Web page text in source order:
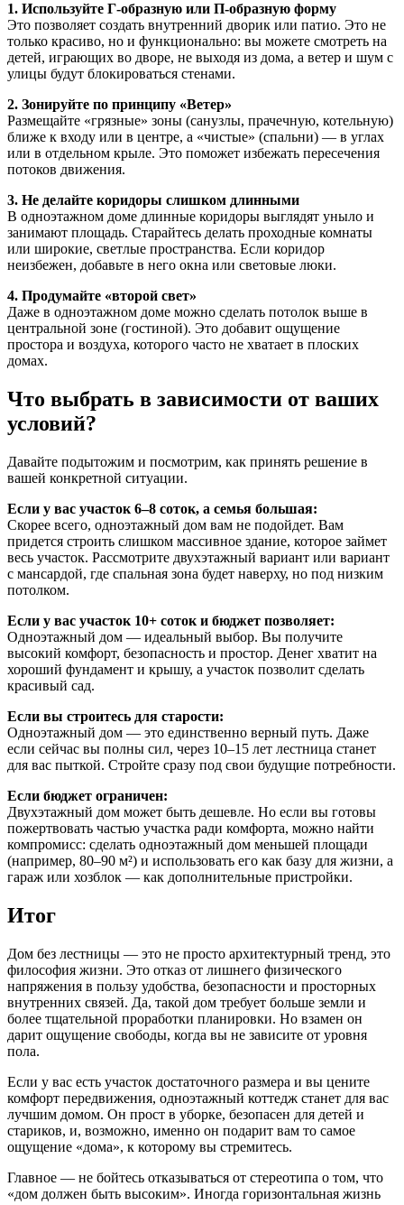
1. Используйте Г-образную или П-образную форму
Это позволяет создать внутренний дворик или патио. Это не
только красиво, но и функционально: вы можете смотреть на
детей, играющих во дворе, не выходя из дома, а ветер и шум с
улицы будут блокироваться стенами.
2. Зонируйте по принципу «Ветер»
Размещайте «грязные» зоны (санузлы, прачечную, котельную)
ближе к входу или в центре, а «чистые» (спальни) — в углах
или в отдельном крыле. Это поможет избежать пересечения
потоков движения.
3. Не делайте коридоры слишком длинными
В одноэтажном доме длинные коридоры выглядят уныло и
занимают площадь. Старайтесь делать проходные комнаты
или широкие, светлые пространства. Если коридор
неизбежен, добавьте в него окна или световые люки.
4. Продумайте «второй свет»
Даже в одноэтажном доме можно сделать потолок выше в
центральной зоне (гостиной). Это добавит ощущение
простора и воздуха, которого часто не хватает в плоских
домах.
Что выбрать в зависимости от ваших
условий?
Давайте подытожим и посмотрим, как принять решение в
вашей конкретной ситуации.
Если у вас участок 6–8 соток, а семья большая:
Скорее всего, одноэтажный дом вам не подойдет. Вам
придется строить слишком массивное здание, которое займет
весь участок. Рассмотрите двухэтажный вариант или вариант
с мансардой, где спальная зона будет наверху, но под низким
потолком.
Если у вас участок 10+ соток и бюджет позволяет:
Одноэтажный дом — идеальный выбор. Вы получите
высокий комфорт, безопасность и простор. Денег хватит на
хороший фундамент и крышу, а участок позволит сделать
красивый сад.
Если вы строитесь для старости:
Одноэтажный дом — это единственно верный путь. Даже
если сейчас вы полны сил, через 10–15 лет лестница станет
для вас пыткой. Стройте сразу под свои будущие потребности.
Если бюджет ограничен:
Двухэтажный дом может быть дешевле. Но если вы готовы
пожертвовать частью участка ради комфорта, можно найти
компромисс: сделать одноэтажный дом меньшей площади
(например, 80–90 м²) и использовать его как базу для жизни, а
гараж или хозблок — как дополнительные пристройки.
Итог
Дом без лестницы — это не просто архитектурный тренд, это
философия жизни. Это отказ от лишнего физического
напряжения в пользу удобства, безопасности и просторных
внутренних связей. Да, такой дом требует больше земли и
более тщательной проработки планировки. Но взамен он
дарит ощущение свободы, когда вы не зависите от уровня
пола.
Если у вас есть участок достаточного размера и вы цените
комфорт передвижения, одноэтажный коттедж станет для вас
лучшим домом. Он прост в уборке, безопасен для детей и
стариков, и, возможно, именно он подарит вам то самое
ощущение «дома», к которому вы стремитесь.
Главное — не бойтесь отказываться от стереотипа о том, что
«дом должен быть высоким». Иногда горизонтальная жизнь